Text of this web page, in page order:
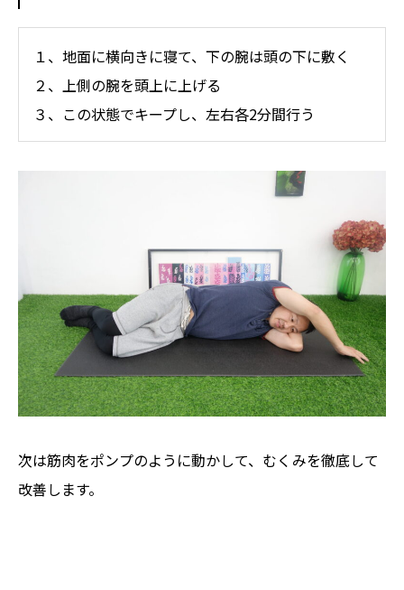
１、地面に横向きに寝て、下の腕は頭の下に敷く
２、上側の腕を頭上に上げる
３、この状態でキープし、左右各2分間行う
次は筋肉をポンプのように動かして、むくみを徹底して
改善します。